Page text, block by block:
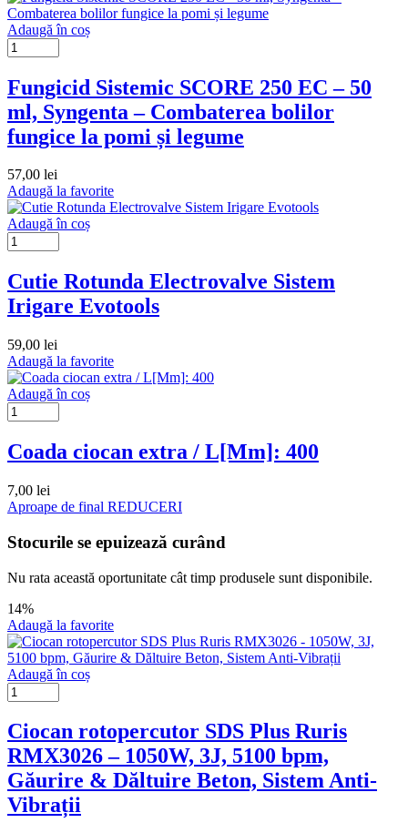
Adaugă în coș
Fungicid Sistemic SCORE 250 EC – 50
ml, Syngenta – Combaterea bolilor
fungice la pomi și legume
57,00 lei
Adaugă la favorite
Adaugă în coș
Cutie Rotunda Electrovalve Sistem
Irigare Evotools
59,00 lei
Adaugă la favorite
Adaugă în coș
Coada ciocan extra / L[Mm]: 400
7,00 lei
Aproape de final REDUCERI
Stocurile se epuizează curând
Nu rata această oportunitate cât timp produsele sunt disponibile.
14%
Adaugă la favorite
Adaugă în coș
Ciocan rotopercutor SDS Plus Ruris
RMX3026 – 1050W, 3J, 5100 bpm,
Găurire & Dăltuire Beton, Sistem Anti-
Vibrații